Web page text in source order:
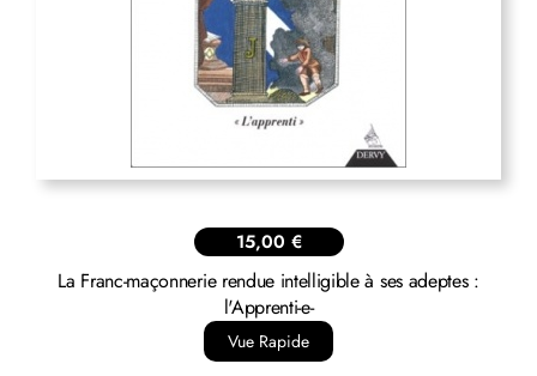
15,00 €
La Franc-maçonnerie rendue intelligible à ses adeptes :
l'Apprenti-e-
Vue Rapide